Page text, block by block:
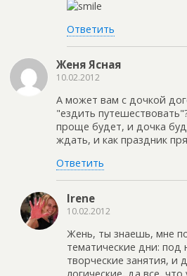
Ответить
Женя Ясная
10.02.2012
А может вам с дочкой
"ездить
проще будет, и дочка
ждать, и как праздник
Ответить
Irene
10.02.2012
Жень, ты знаешь, мне
тематические дни:
творческие занятия, и